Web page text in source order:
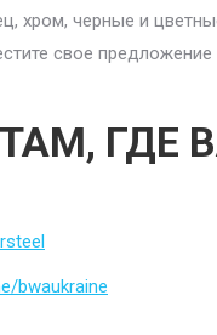
хром, черные и
свое
ГДЕ
bwaukraine